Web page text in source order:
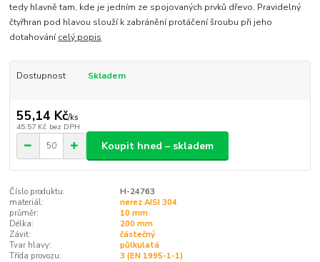
tedy hlavně tam, kde je jedním ze spojovaných prvků dřevo. Pravidelný
čtyřhran pod hlavou slouží k zabránění protáčení šroubu při jeho
dotahovánícelý popis
Dostupnost Skladem
55,14 Kč/ks
45,57 Kč bez DPH
Koupit hned – skladem
Číslo produktu:
H-24763
materiál:
nerez AISI 304
průměr:
10 mm
Délka:
200 mm
Závit:
částečný
Tvar hlavy:
půlkulatá
Třída provozu:
3 (EN 1995-1-1)